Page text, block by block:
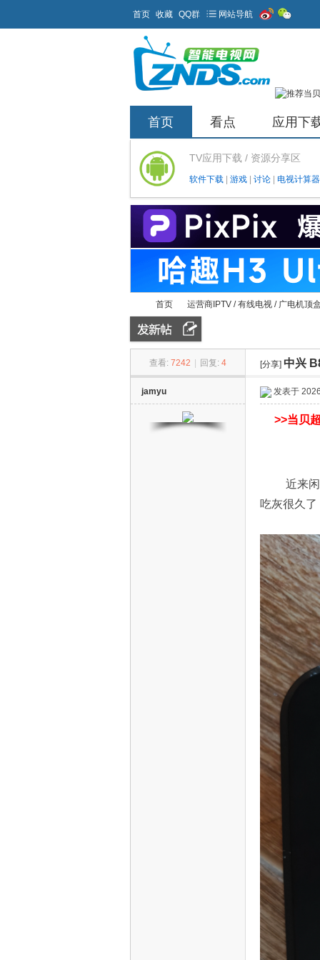
首页 收藏 QQ群 网站导航
首页 看点 应用下
TV应用下载 / 资源分享区
软件下载 游戏 讨论 电视计算器
首页
›
运营商IPTV / 有线电视 / 广电机顶
查看: 7242 回复: 4 [分享] 中兴
jamyu 发表于
>>当贝
近来闲来
吃灰很久